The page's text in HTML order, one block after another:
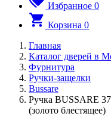
Избранное 0
Корзина 0
Главная
Каталог дверей в
Фурнитура
Ручки-защелки
Bussare
Ручка BUSSARE
(золото блестящее)